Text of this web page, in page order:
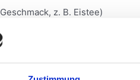
z. B. Eistee)